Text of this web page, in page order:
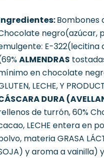
Bombones
negro(azúcar,
E-322(lecitina
ALMENDRAS
en chocolate
LECHE, Y
DURA
de turrón, 60%
LECHE entera en
materia GRASA
y aroma a vainilla)